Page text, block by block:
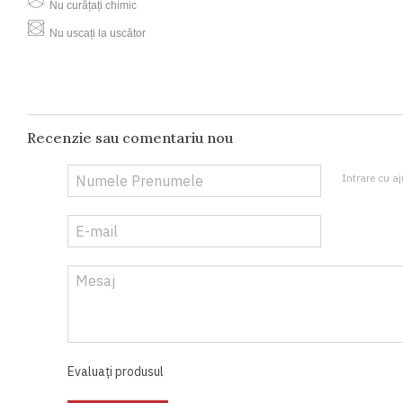
Nu curățați chimic
Nu uscați la uscător
Recenzie sau comentariu nou
Intrare cu
Evaluați produsul